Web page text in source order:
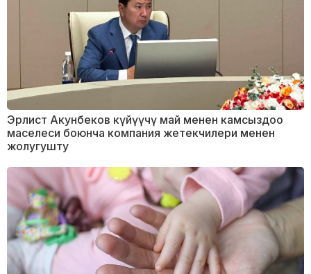
Эрлист Акунбеков күйүүчү май менен камсыздоо
маселеси боюнча компания жетекчилери менен
жолугушту